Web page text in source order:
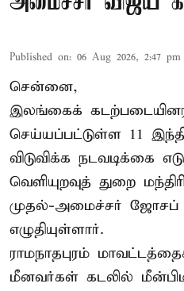
Published on: 06 Aug 2026, 2:47 pm
சென்னை,
இலங்கைக்
செய்யப்பட்டுள்ள 11
விடுவிக்க நடவடிக்கை
வெளியுறவுத் துறை
முதல்-அமைச்சர் ஜோசப்
எழுதியுள்ளார்.
ராமநாதபுரம்
மீனவர்கள் கடலில்